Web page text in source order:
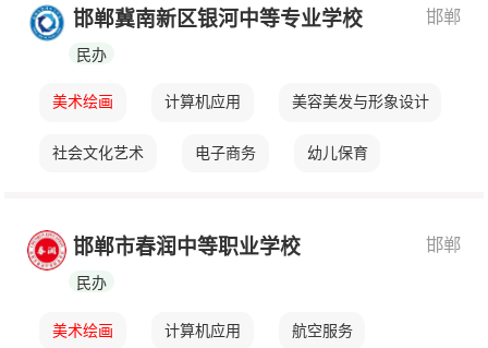
邯郸冀南新区银河中等专业学校 邯郸
民办
美术绘画 计算机应用 美容美发与形象设计
社会文化艺术 电子商务 幼儿保育
软件与信息服务
邯郸市春润中等职业学校 邯郸
民办
美术绘画 计算机应用 航空服务